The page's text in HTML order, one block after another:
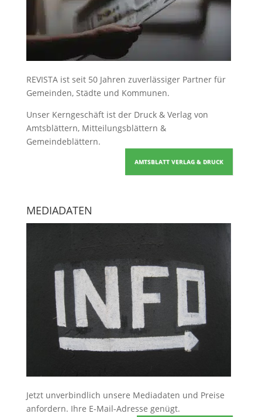
REVISTA ist seit 50 Jahren zuverlässiger Partner für
Gemeinden, Städte und Kommunen.
Unser Kerngeschäft ist der Druck & Verlag von
Amtsblättern, Mitteilungsblättern &
Gemeindeblättern.
AMTSBLATT VERLAG & DRUCK
MEDIADATEN
Jetzt unverbindlich unsere Mediadaten und Preise
anfordern. Ihre E-Mail-Adresse genügt.